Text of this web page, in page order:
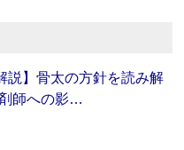
説】骨太の方針を読み解
師への影…